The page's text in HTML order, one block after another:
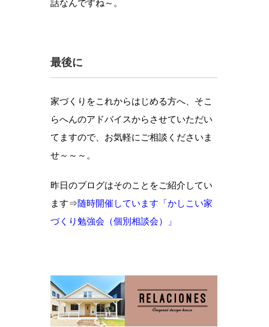
話なんですね～。
最後に
家づくりをこれからはじめる方へ、そこ
らへんのアドバイスからさせていただい
てますので、お気軽にご相談くださいま
せ～～～。
昨日のブログはそのことをご紹介してい
ます⇒随時開催しています「かしこい家
づくり勉強会（個別相談会）」